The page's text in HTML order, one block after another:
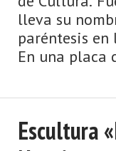
lleva su
paréntesis en
En una placa
Escultura